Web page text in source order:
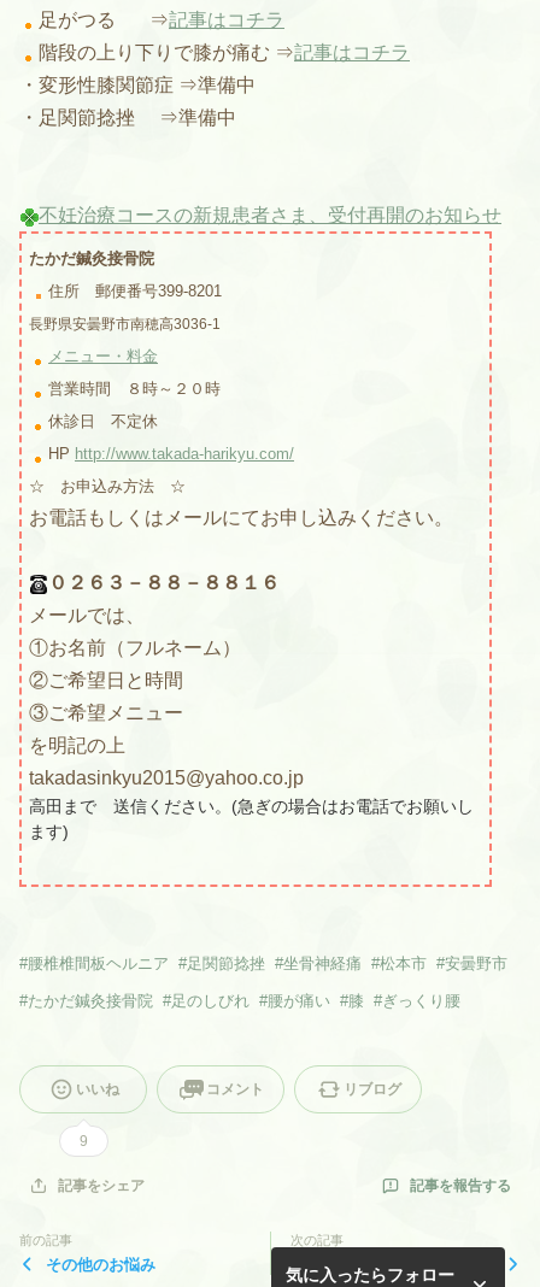
足がつる ⇒記事はコチラ
階段の上り下りで膝が痛む ⇒記事はコチラ
・変形性膝関節症 ⇒準備中
・足関節捻挫 ⇒準備中
不妊治療コースの新規患者さま、受付再開のお知らせ
たかだ鍼灸接骨院
住所 郵便番号399-8201
長野県安曇野市南穂高3036-1
メニュー・料金
営業時間 ８時～２０時
休診日 不定休
HP http://www.takada-harikyu.com/
☆ お申込み方法 ☆
お電話もしくはメールにてお申し込みください。
０２６３－８８－８８１６
メールでは、
①お名前（フルネーム）
②ご希望日と時間
③ご希望メニュー
を明記の上
takadasinkyu2015@yahoo.co.jp
高田まで 送信ください。(急ぎの場合はお電話でお願いし
ます)
#腰椎椎間板ヘルニア #足関節捻挫 #坐骨神経痛 #松本市 #安曇野市
#たかだ鍼灸接骨院 #足のしびれ #腰が痛い #膝 #ぎっくり腰
いいね
9
コメント リブログ
記事をシェア 記事を報告する
前の記事
その他のお悩み
次の記事
女性特有の悩みについて
気に入ったらフォロー